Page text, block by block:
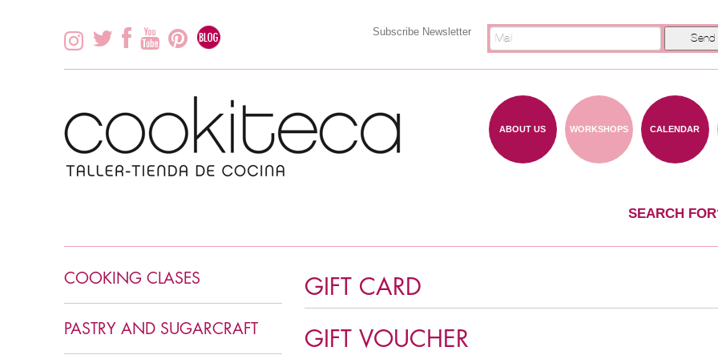
Subscribe Newsletter
CALENDAR
WORKSHOPS
ABOUT US
SEARCH
COOKING CLASES
COOKING
Asian Cooking
PASTRY AND SUGARCRAFT
GIFT CARD
GIFT VOUCHER